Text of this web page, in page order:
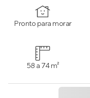
Pronto para morar
58 a 74 m²